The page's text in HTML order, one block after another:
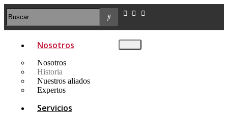
Nosotros
Nosotros
Historia
Nuestros aliados
Expertos
Servicios